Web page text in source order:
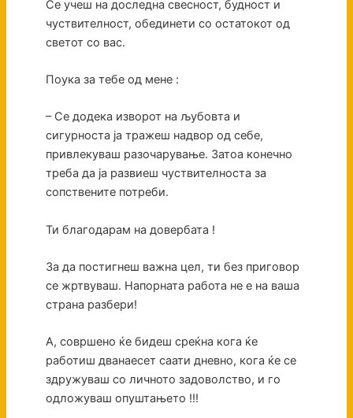
Се учеш на доследна свесност, будност и
чуствителност, обединети со остатокот од
светот со вас.
Поука за тебе од мене :
– Се додека изворот на љубовта и
сигурноста ја тражеш надвор од себе,
привлекуваш разочарување. Затоа конечно
треба да ја развиеш чуствителноста за
сопствените потреби.
Ти благодарам на довербата !
За да постигнеш важна цел, ти без приговор
се жртвуваш. Напорната работа не е на ваша
страна разбери!
А, совршено ќе бидеш среќна кога ќе
работиш дванаесет саати дневно, кога ќе се
здружуваш со личното задоволство, и го
одложуваш опуштањето !!!